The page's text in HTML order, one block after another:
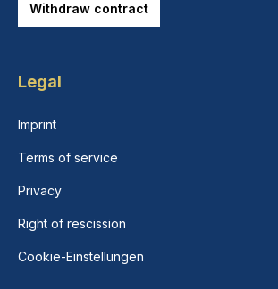
Withdraw contract
Legal
Imprint
Terms of service
Privacy
Right of rescission
Cookie-Einstellungen